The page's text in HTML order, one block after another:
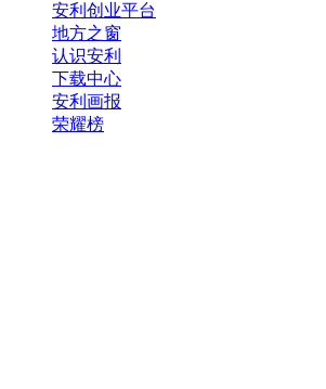
安利创业平台
地方之窗
认识安利
下载中心
安利画报
荣耀榜